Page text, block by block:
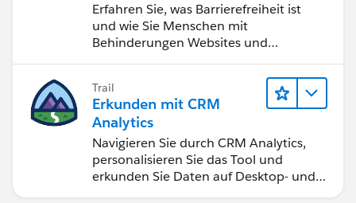
Erfahren Sie, was Barrierefreiheit ist
und wie Sie Menschen mit
Behinderungen Websites und
Anwendungen zugänglich machen.
Trail
Erkunden mit CRM
Analytics
Navigieren Sie durch CRM Analytics,
personalisieren Sie das Tool und
erkunden Sie Daten auf Desktop- und
Mobilgeräten.